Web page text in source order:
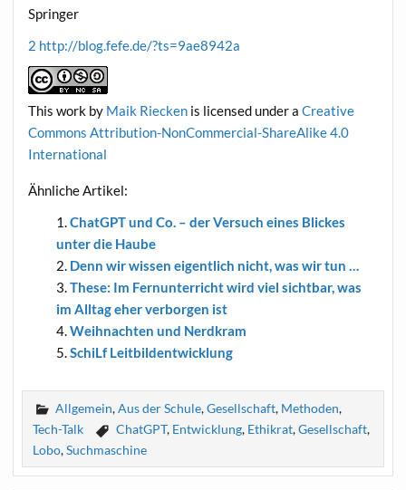
Springer
2 http://blog.fefe.de/?ts=9ae8942a
This work by Maik Riecken is licen­sed under aCrea­ti­ve
Com­mons Attri­bu­ti­on-Non­Com­mer­cial-ShareA­li­ke 4.0
International
Ähn­li­che Artikel:
ChatGPT und Co. – der Ver­such eines Bli­ckes
unter die Haube
Denn wir wis­sen eigent­lich nicht, was wir tun …
The­se: Im Fern­un­ter­richt wird viel sicht­bar, was
im All­tag eher ver­bor­gen ist
Weih­nach­ten und Nerdkram
SchiLf Leit­bild­ent­wick­lung
Allgemein,Aus der Schule,Gesellschaft, Methoden,
Tech-Talk
ChatGPT, Entwicklung, Ethikrat,Gesellschaft,
Lobo,Suchmaschine